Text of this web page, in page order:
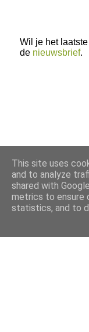
Wil je het
de nieuwsbrief.
This site uses
and to analyze
shared with
metrics to ensure
statistics, and to